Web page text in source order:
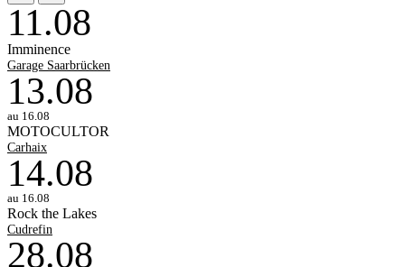
11.08
Imminence
Garage Saarbrücken
13.08
au 16.08
MOTOCULTOR
Carhaix
14.08
au 16.08
Rock the Lakes
Cudrefin
28.08